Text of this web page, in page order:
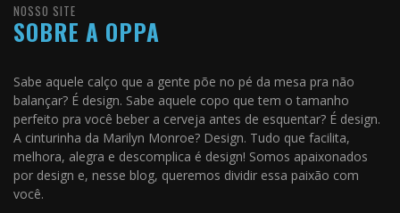
NOSSO SITE
SOBRE A OPPA
Sabe aquele calço que a gente põe no pé da mesa pra não
balançar? É design. Sabe aquele copo que tem o tamanho
perfeito pra você beber a cerveja antes de esquentar? É design.
A cinturinha da Marilyn Monroe? Design. Tudo que facilita,
melhora, alegra e descomplica é design! Somos apaixonados
por design e, nesse blog, queremos dividir essa paixão com
você.